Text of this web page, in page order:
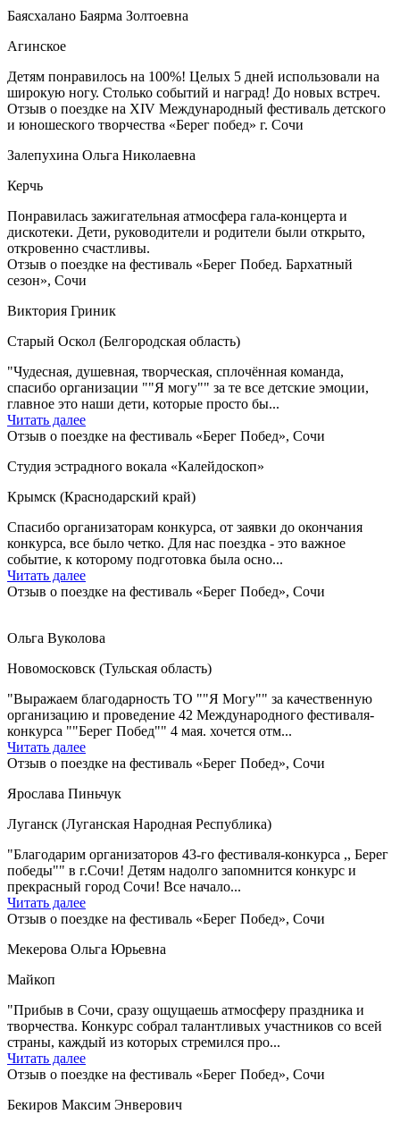
Баясхалано Баярма Золтоевна
Агинское
Детям понравилось на 100%! Целых 5 дней использовали на
широкую ногу. Столько событий и наград! До новых встреч.
Отзыв о поездке на XIV Международный фестиваль детского
и юношеского творчества «Берег побед» г. Сочи
Залепухина Ольга Николаевна
Керчь
Понравилась зажигательная атмосфера гала-концерта и
дискотеки. Дети, руководители и родители были открыто,
откровенно счастливы.
Отзыв о поездке на фестиваль «Берег Побед. Бархатный
сезон», Сочи
Виктория Гриник
Старый Оскол (Белгородская область)
"Чудесная, душевная, творческая, сплочённая команда,
спасибо организации ""Я могу"" за те все детские эмоции,
главное это наши дети, которые просто бы...
Читать далее
Отзыв о поездке на фестиваль «Берег Побед», Сочи
Студия эстрадного вокала «Калейдоскоп»
Крымск (Краснодарский край)
Спасибо организаторам конкурса, от заявки до окончания
конкурса, все было четко. Для нас поездка - это важное
событие, к которому подготовка была осно...
Читать далее
Отзыв о поездке на фестиваль «Берег Побед», Сочи
Ольга Вуколова
Новомосковск (Тульская область)
"Выражаем благодарность ТО ""Я Могу"" за качественную
организацию и проведение 42 Международного фестиваля-
конкурса ""Берег Побед"" 4 мая. хочется отм...
Читать далее
Отзыв о поездке на фестиваль «Берег Побед», Сочи
Ярослава Пиньчук
Луганск (Луганская Народная Республика)
"Благодарим организаторов 43-го фестиваля-конкурса ,, Берег
победы"" в г.Сочи! Детям надолго запомнится конкурс и
прекрасный город Сочи! Все начало...
Читать далее
Отзыв о поездке на фестиваль «Берег Побед», Сочи
Мекерова Ольга Юрьевна
Майкоп
"Прибыв в Сочи, сразу ощущаешь атмосферу праздника и
творчества. Конкурс собрал талантливых участников со всей
страны, каждый из которых стремился про...
Читать далее
Отзыв о поездке на фестиваль «Берег Побед», Сочи
Бекиров Максим Энверович